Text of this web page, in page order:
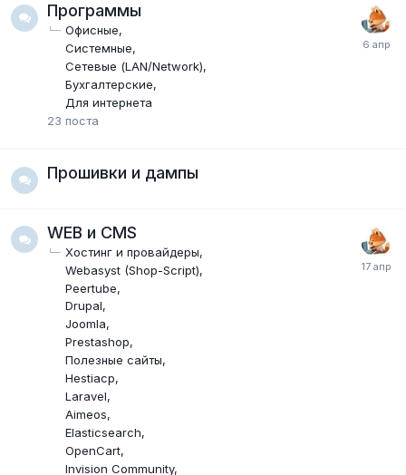
Программы
Офисные
Системные
Сетевые (LAN/Network)
Бухгалтерские
Для интернета
23 поста
Прошивки и дампы
WEB и CMS
Хостинг и провайдеры
Webasyst (Shop-Script)
Peertube
Drupal
Joomla
Prestashop
Полезные сайты
Hestiacp
Laravel
Aimeos
Elasticsearch
OpenCart
Invision Community